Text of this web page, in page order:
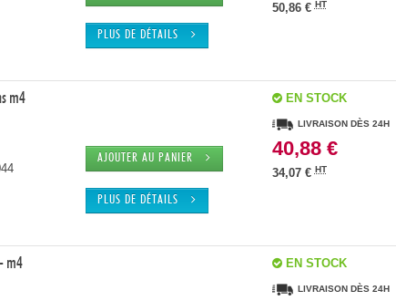
PLUS DE DÉTAILS
50,86 €HT
m4
AJOUTER AU PANIER
PLUS DE DÉTAILS
EN STOCK
LIVRAISON DÈS 24H
40,88 €
34,07 €HT
m4
EN STOCK
LIVRAISON DÈS 24H